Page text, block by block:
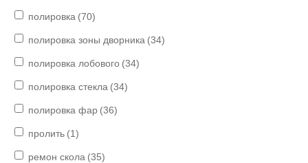
полировка (70)
полировка зоны дворника (34)
полировка лобового (34)
полировка стекла (34)
полировка фар (36)
пролить (1)
ремон скола (35)